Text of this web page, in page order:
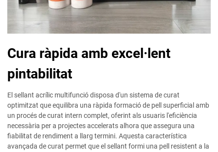
Cura ràpida amb excel·lent
pintabilitat
El sellant acrílic multifunció disposa d'un sistema de curat
optimitzat que equilibra una ràpida formació de pell superficial amb
un procés de curat intern complet, oferint als usuaris l'eficiència
necessària per a projectes accelerats alhora que assegura una
fiabilitat de rendiment a llarg termini. Aquesta característica
avançada de curat permet que el sellant formi una pell resistent a la